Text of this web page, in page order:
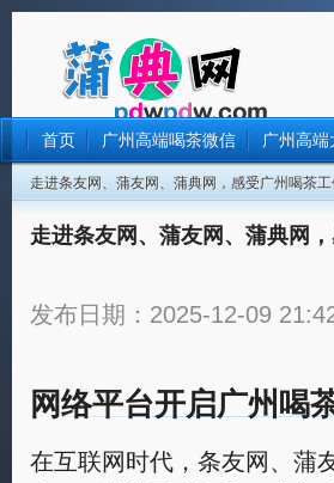
首页 广州高端喝茶微信 广州高
走进条友网、蒲友网、蒲典网，感受广州喝茶工
走进条友网、蒲友网、蒲典网
发布日期：2025-12-09
网络平台开启广州喝
在互联网时代，条友网、蒲